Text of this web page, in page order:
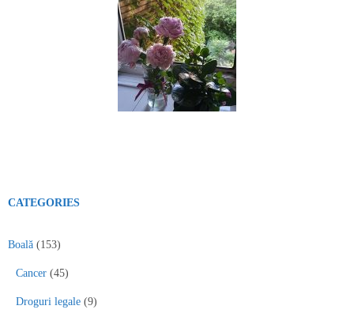
CATEGORIES
Boală (153)
Cancer (45)
Droguri legale (9)